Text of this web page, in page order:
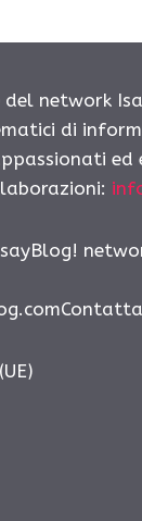
network
di
ed